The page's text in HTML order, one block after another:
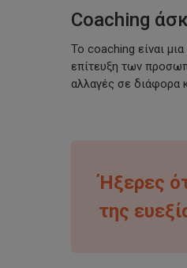
Coaching
Το coaching είναι
επίτευξη των
αλλαγές σε διάφορα
Ήξερες
της